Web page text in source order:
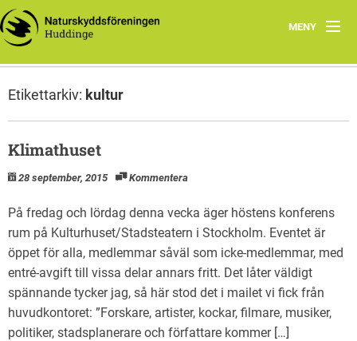
MENY
Hem
Yttranden
Om oss
Etikettarkiv: kultur
Klimathuset
28 september, 2015 Kommentera
På fredag och lördag denna vecka äger höstens konferens
rum på Kulturhuset/Stadsteatern i Stockholm. Eventet är
öppet för alla, medlemmar såväl som icke-medlemmar, med
entré-avgift till vissa delar annars fritt. Det låter väldigt
spännande tycker jag, så här stod det i mailet vi fick från
huvudkontoret: ”Forskare, artister, kockar, filmare, musiker,
politiker, stadsplanerare och författare kommer […]